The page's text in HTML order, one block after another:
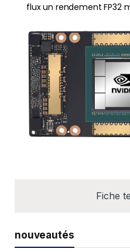
Fiche
flux un rendement FP32
nouveautés